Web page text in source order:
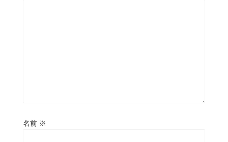
名前 ※